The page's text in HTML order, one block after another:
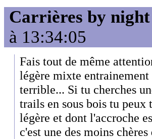
Carrières by night
à 13:34:05
Fais tout de même
légère mixte
terrible... Si tu cherches
trails en sous bois tu peux
légère et dont l'accroche
c'est une des moins